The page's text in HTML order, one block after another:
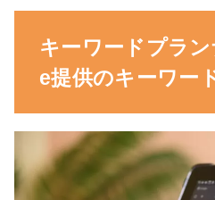
キーワードプラ
e提供のキーワー